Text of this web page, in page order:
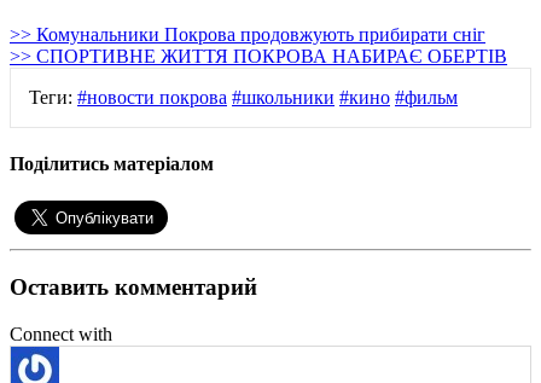
>> Комунальники Покрова продовжують прибирати сніг
>> СПОРТИВНЕ ЖИТТЯ ПОКРОВА НАБИРАЄ ОБЕРТІВ
Теги: #новости покрова #школьники #кино #фильм
Поділитись матеріалом
Оставить комментарий
Connect with